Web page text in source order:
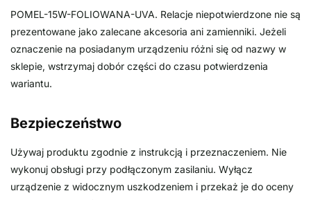
POMEL-15W-FOLIOWANA-UVA. Relacje niepotwierdzone nie są
prezentowane jako zalecane akcesoria ani zamienniki. Jeżeli
oznaczenie na posiadanym urządzeniu różni się od nazwy w
sklepie, wstrzymaj dobór części do czasu potwierdzenia
wariantu.
Bezpieczeństwo
Używaj produktu zgodnie z instrukcją i przeznaczeniem. Nie
wykonuj obsługi przy podłączonym zasilaniu. Wyłącz
urządzenie z widocznym uszkodzeniem i przekaż je do oceny